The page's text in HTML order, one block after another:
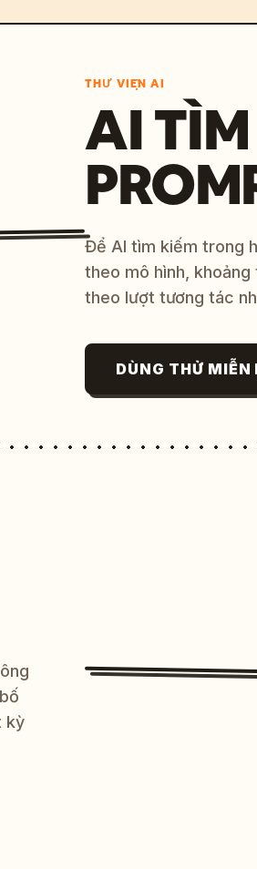
THƯ VIỆN AI
AI
Để AI tìm kiếm trong
theo mô hình,
theo lượt tương tác
DÙNG THỬ MIỄN
kỳ